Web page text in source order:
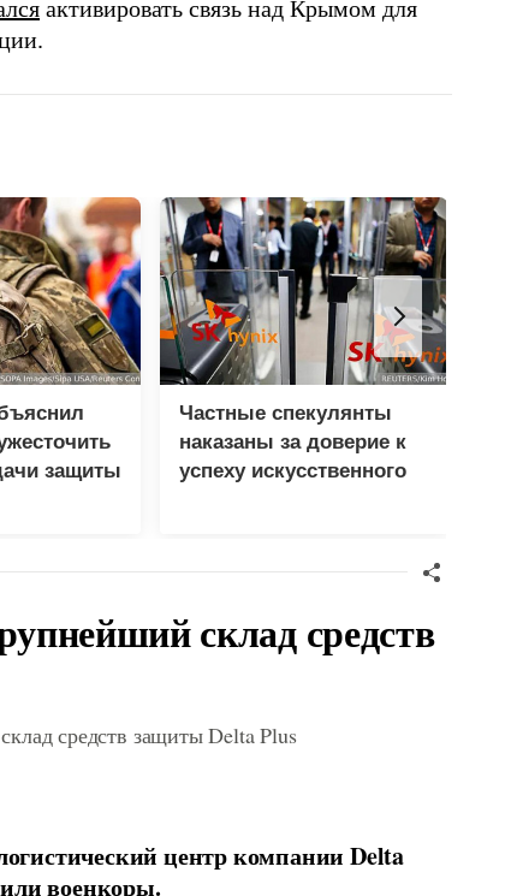
активировать связь над Крымом для
защиты
Частные спекулянты
наказаны за доверие к
успеху искусственного
склад средств
средств защиты Delta Plus
центр компании Delta
военкоры.